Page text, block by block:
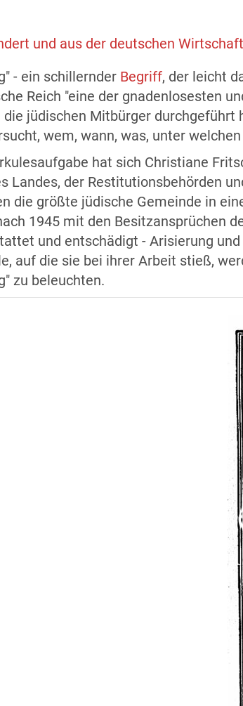
und aus der deutschen
- ein schillernder Begriff, der leicht
Reich "eine der gnadenlosesten
die jüdischen Mitbürger
wem, wann, was, unter
hat sich Christiane
Landes, der Restitutionsbehörden
die größte jüdische Gemeinde in
1945 mit den Besitzansprüchen
und entschädigt - Arisierung
auf die sie bei ihrer Arbeit stieß,
zu beleuchten.